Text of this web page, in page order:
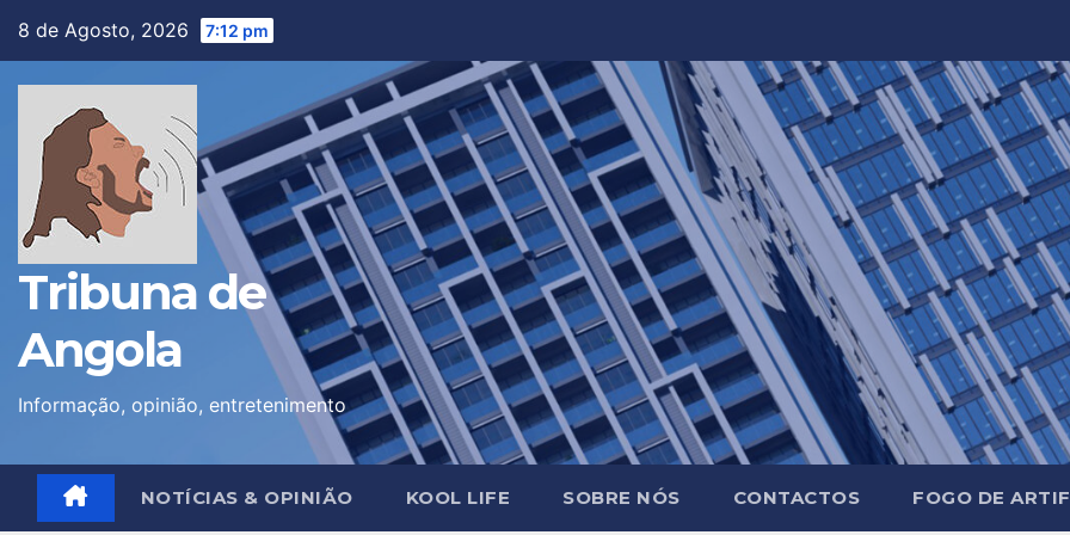
8 de Agosto, 2026 7:12 pm
Tribuna de
Angola
Informação, opinião, entretenimento
NOTÍCIAS & OPINIÃO KOOL LIFE SOBRE NÓS CONTACTOS FOGO DE